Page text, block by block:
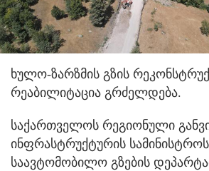
ხულო-ზარზმის გზის
რეაბილიტაცია გრძელდება.
საქართველოს რეგიონული
ინფრასტრუქტურის სამინისტროს
საავტომობილო გზების